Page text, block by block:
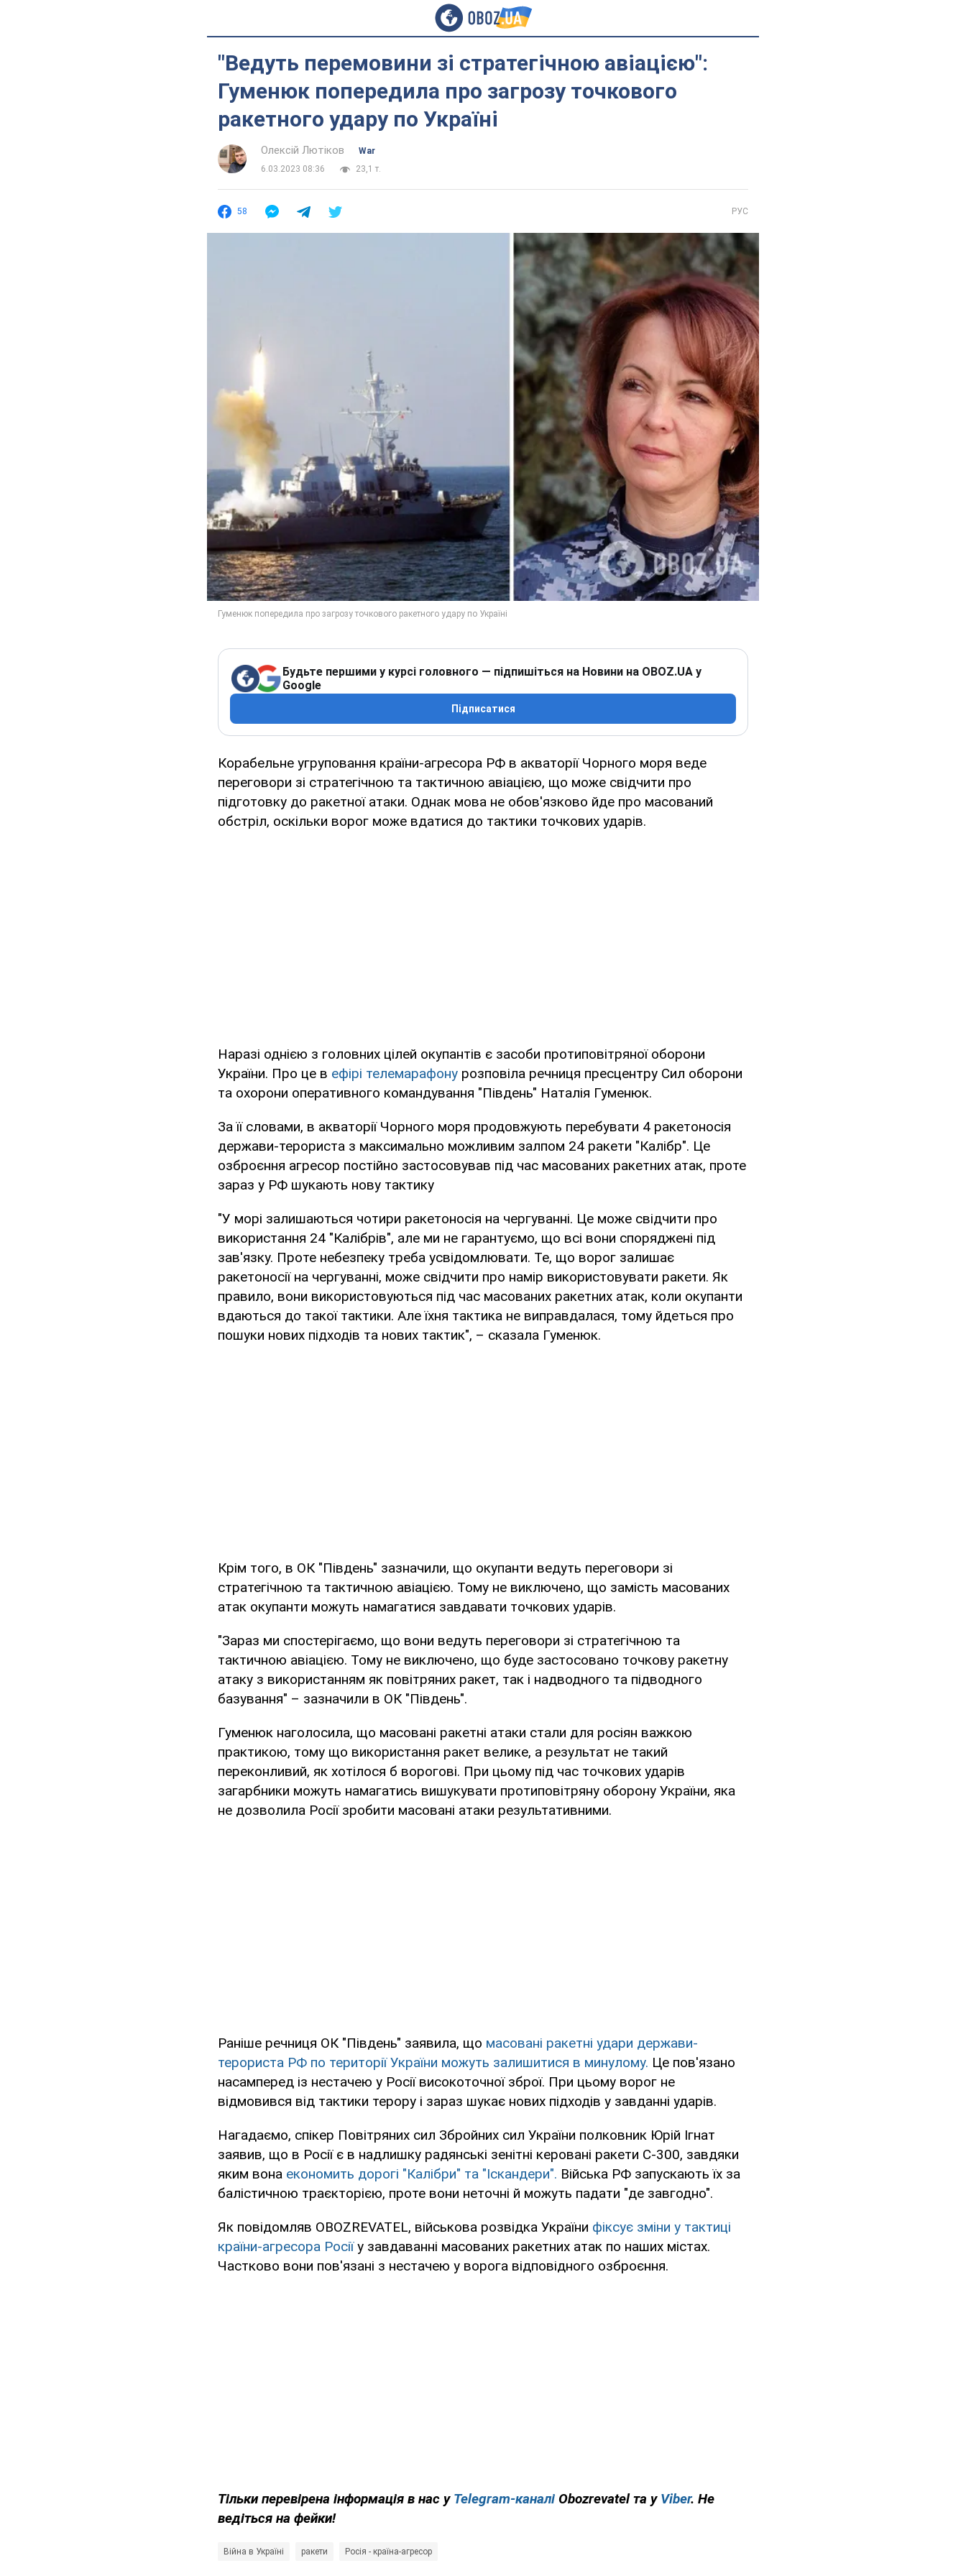
"Ведуть перемовини зі стратегічною авіацією":
Гуменюк попередила про загрозу точкового
ракетного удару по Україні
Олексій Лютіков
War
6.03.2023 08:36
23,1 т.
58 РУС
Будьте першими у курсі головного — підпишіться на Новини на OBOZ.UA у
Google
Підписатися
Корабельне угруповання країни-агресора РФ в акваторії Чорного моря веде
переговори зі стратегічною та тактичною авіацією, що може свідчити про
підготовку до ракетної атаки. Однак мова не обов'язково йде про масований
обстріл, оскільки ворог може вдатися до тактики точкових ударів.
Наразі однією з головних цілей окупантів є засоби протиповітряної оборони
України. Про це в ефірі телемарафону розповіла речниця пресцентру Сил оборони
та охорони оперативного командування "Південь" Наталія Гуменюк.
За її словами, в акваторії Чорного моря продовжують перебувати 4 ракетоносія
держави-терориста з максимально можливим залпом 24 ракети "Калібр". Це
озброєння агресор постійно застосовував під час масованих ракетних атак, проте
зараз у РФ шукають нову тактику
"У морі залишаються чотири ракетоносія на чергуванні. Це може свідчити про
використання 24 "Калібрів", але ми не гарантуємо, що всі вони споряджені під
зав'язку. Проте небезпеку треба усвідомлювати. Те, що ворог залишає
ракетоносії на чергуванні, може свідчити про намір використовувати ракети. Як
правило, вони використовуються під час масованих ракетних атак, коли окупанти
вдаються до такої тактики. Але їхня тактика не виправдалася, тому йдеться про
пошуки нових підходів та нових тактик", – сказала Гуменюк.
Крім того, в ОК "Південь" зазначили, що окупанти ведуть переговори зі
стратегічною та тактичною авіацією. Тому не виключено, що замість масованих
атак окупанти можуть намагатися завдавати точкових ударів.
"Зараз ми спостерігаємо, що вони ведуть переговори зі стратегічною та
тактичною авіацією. Тому не виключено, що буде застосовано точкову ракетну
атаку з використанням як повітряних ракет, так і надводного та підводного
базування" – зазначили в ОК "Південь".
Гуменюк наголосила, що масовані ракетні атаки стали для росіян важкою
практикою, тому що використання ракет велике, а результат не такий
переконливий, як хотілося б ворогові. При цьому під час точкових ударів
загарбники можуть намагатись вишукувати протиповітряну оборону України, яка
не дозволила Росії зробити масовані атаки результативними.
Раніше речниця ОК "Південь" заявила, що масовані ракетні удари держави-
терориста РФ по території України можуть залишитися в минулому. Це пов'язано
насамперед із нестачею у Росії високоточної зброї. При цьому ворог не
відмовився від тактики терору і зараз шукає нових підходів у завданні ударів.
Нагадаємо, спікер Повітряних сил Збройних сил України полковник Юрій Ігнат
заявив, що в Росії є в надлишку радянські зенітні керовані ракети С-300, завдяки
яким вона економить дорогі "Калібри" та "Іскандери". Війська РФ запускають їх за
балістичною траєкторією, проте вони неточні й можуть падати "де завгодно".
Як повідомляв OBOZREVATEL, військова розвідка України фіксує зміни у тактиці
країни-агресора Росіїу завдаванні масованих ракетних атак по наших містах.
Частково вони пов'язані з нестачею у ворога відповідного озброєння.
Тільки перевірена інформація в нас у Telegram-каналі Obozrevatel та у Viber. Не
ведіться на фейки!
Війна в Україні ракети Росія - країна-агресор